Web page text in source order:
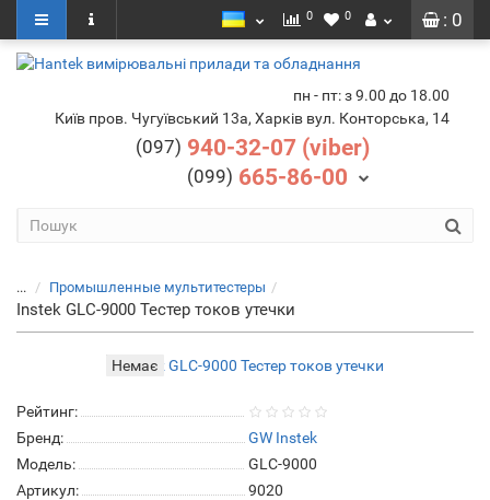
: 0
0 0
пн - пт: з 9.00 до 18.00
Київ пров. Чугуївський 13а, Харків вул. Конторська, 14
(097) 940-32-07 (viber)
(099) 665-86-00
... Промышленные мультитестеры
Instek GLC-9000 Тестер токов утечки
Немає
Рейтинг:
Бренд:
GW Instek
Модель:
GLC-9000
Артикул:
9020